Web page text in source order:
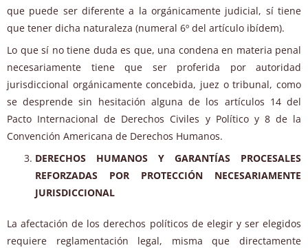
que puede ser diferente a la orgánicamente judicial, sí tiene
que tener dicha naturaleza (numeral 6º del artículo ibídem).
Lo que sí no tiene duda es que, una condena en materia penal
necesariamente tiene que ser proferida por autoridad
jurisdiccional orgánicamente concebida, juez o tribunal, como
se desprende sin hesitación alguna de los artículos 14 del
Pacto Internacional de Derechos Civiles y Político y 8 de la
Convención Americana de Derechos Humanos.
DERECHOS HUMANOS Y GARANTÍAS PROCESALES
REFORZADAS POR PROTECCIÓN NECESARIAMENTE
JURISDICCIONAL
La afectación de los derechos políticos de elegir y ser elegidos
requiere reglamentación legal, misma que directamente